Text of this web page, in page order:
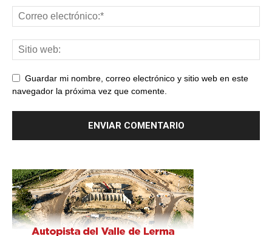
Guardar mi nombre, correo electrónico y sitio web en este
navegador la próxima vez que comente.